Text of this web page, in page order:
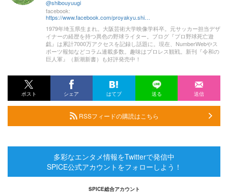
@shibouyuugi
facebook:
https://www.facebook.com/proyakyu.shibouyuugi
1979年埼玉県生まれ。大阪芸術大学映像学科卒。元サッカー担当デザ
イナーの経歴を持つ異色の野球ライター。ブログ『プロ野球死亡遊
戯』は累計7000万アクセスを記録し話題に。現在、NumberWebやス
ポーツ報知などコラム連載多数。趣味はプロレス観戦。新刊『令和の
巨人軍』（新潮新書）も好評発売中！
ポスト シェア はてブ 送る 送信
RSSフィードの購読はこちら
多彩なエンタメ情報をTwitterで発信中
SPICE公式アカウントをフォローしよう！
SPICE総合アカウント